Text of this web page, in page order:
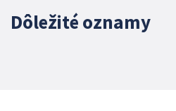
Dôležité oznamy